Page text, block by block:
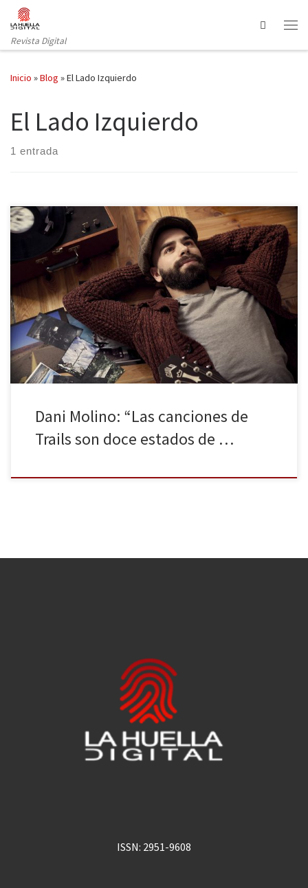
Saltar al contenido
Revista Digital
Search
Inicio »Blog »El Lado Izquierdo
El Lado Izquierdo
1 entrada
Dani Molino nos recibe en su estudio de Madrid para hablar de
música y de su segundo disco, Trails, que sale hoy a la venta. Dani
mira a los ojos mientras habla de sentimientos, de recuerdos, de
sueños, de ilusiones… de todas esas cosas que ha sabido mezclar
con tanto […]
Dani Molino: “Las canciones de
Trails son doce estados de …
ISSN: 2951-9608